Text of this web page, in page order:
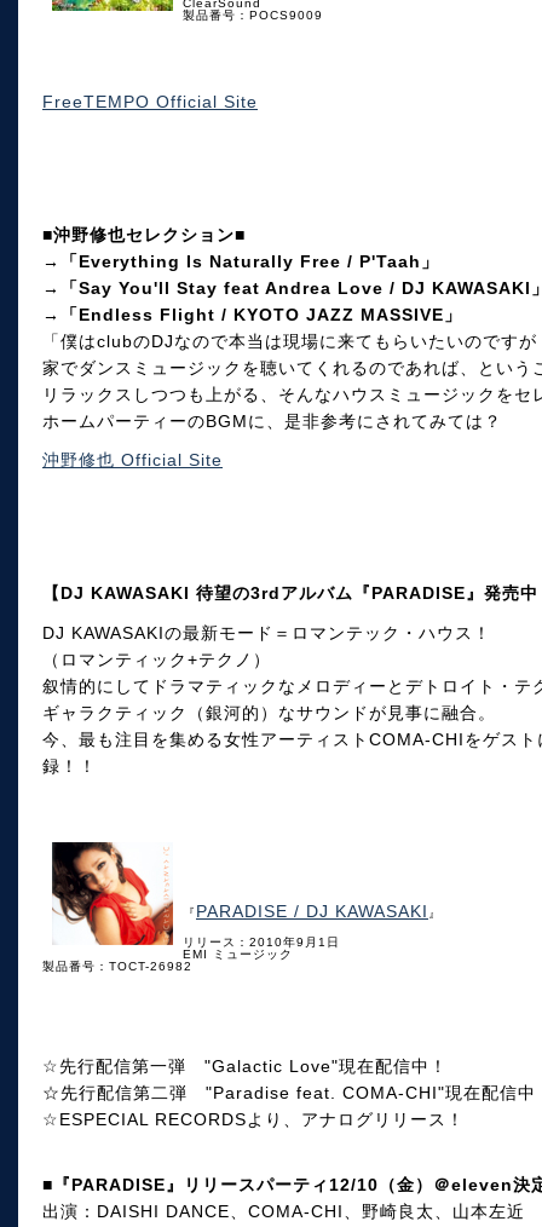
ClearSound
製品番号：POCS9009
FreeTEMPO Official Site
■沖野修也セレクション■
→「Everything Is Naturally Free / P'Taah」
→「Say You'll Stay feat Andrea Love / DJ KAWASAKI
→「Endless Flight / KYOTO JAZZ MASSIVE」
「僕はclubのDJなので本当は現場に来てもらいたいのです
家でダンスミュージックを聴いてくれるのであれば、という
リラックスしつつも上がる、そんなハウスミュージックをセ
ホームパーティーのBGMに、是非参考にされてみては？
沖野修也 Official Site
【DJ KAWASAKI 待望の3rdアルバム『PARADISE』発売中
DJ KAWASAKIの最新モード＝ロマンテック・ハウス！
（ロマンティック+テクノ）
叙情的にしてドラマティックなメロディーとデトロイト・テ
ギャラクティック（銀河的）なサウンドが見事に融合。
今、最も注目を集める女性アーティストCOMA-CHIをゲス
録！！
『 PARADISE / DJ KAWASAKI 』
リリース：2010年9月1日
EMI ミュージック
製品番号：TOCT-26982
☆先行配信第一弾 "Galactic Love"現在配信中！
☆先行配信第二弾 "Paradise feat. COMA-CHI"現在配信中
☆ESPECIAL RECORDSより、アナログリリース！
■『PARADISE』リリースパーティ12/10（金）＠eleven決
出演：DAISHI DANCE、COMA-CHI、野崎良太、山本左近